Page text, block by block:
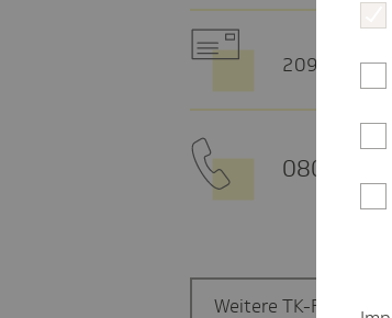
20915
0800 -
Weitere TK-Filiale